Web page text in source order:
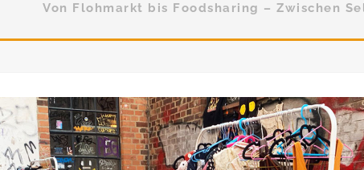
Von Flohmarkt bis Foodsharing – Zwischen